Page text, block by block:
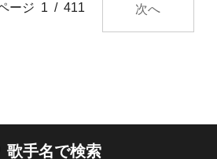
ージ 1 / 411 次へ
歌手名で検索